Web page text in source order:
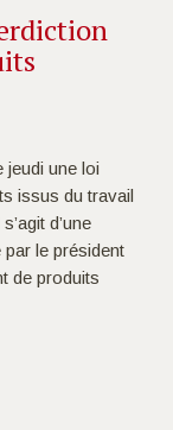
jeudi une loi
issus du travail
d’une
le président
de produits